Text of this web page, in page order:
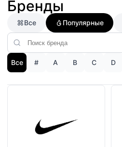
Бренды
Все Популярные
Все # A B C D